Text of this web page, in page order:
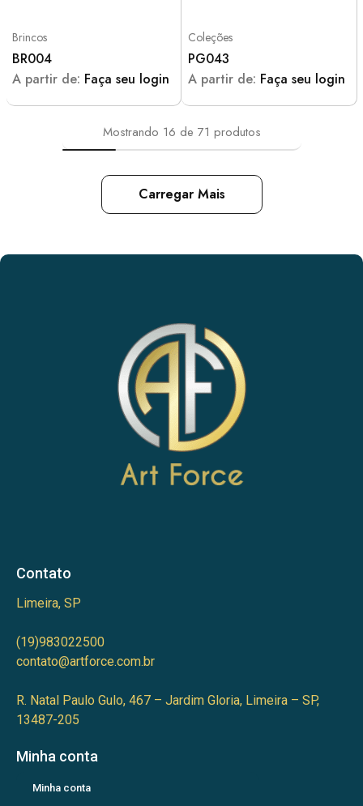
Brincos
BR004
A partir de: Faça seu login
Coleções
PG043
A partir de: Faça seu login
Mostrando 16 de 71 produtos
Carregar Mais
Contato
Limeira, SP
(19)983022500
contato@artforce.com.br
R. Natal Paulo Gulo, 467 – Jardim Gloria, Limeira – SP,
13487-205
Minha conta
Minha conta